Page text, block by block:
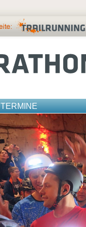
TERMINE